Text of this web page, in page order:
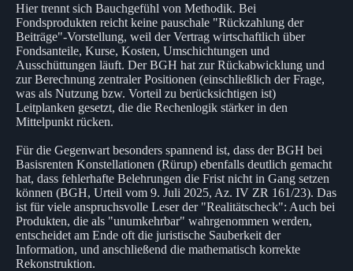
Hier trennt sich Bauchgefühl von Methodik. Bei
Fondsprodukten reicht keine pauschale "Rückzahlung der
Beiträge"-Vorstellung, weil der Vertrag wirtschaftlich über
Fondsanteile, Kurse, Kosten, Umschichtungen und
Ausschüttungen läuft. Der BGH hat zur Rückabwicklung und
zur Berechnung zentraler Positionen (einschließlich der Frage,
was als Nutzung bzw. Vorteil zu berücksichtigen ist)
Leitplanken gesetzt, die die Rechenlogik stärker in den
Mittelpunkt rücken.
Für die Gegenwart besonders spannend ist, dass der BGH bei
Basisrenten Konstellationen (Rürup) ebenfalls deutlich gemacht
hat, dass fehlerhafte Belehrungen die Frist nicht in Gang setzen
können (BGH, Urteil vom 9. Juli 2025, Az. IV ZR 161/23). Das
ist für viele anspruchsvolle Leser der "Realitätscheck": Auch bei
Produkten, die als "unumkehrbar" wahrgenommen werden,
entscheidet am Ende oft die juristische Sauberkeit der
Information, und anschließend die mathematisch korrekte
Rekonstruktion.